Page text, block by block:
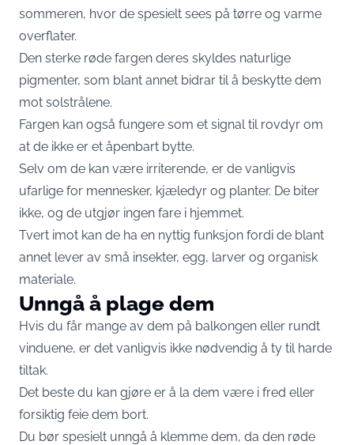
sommeren, hvor de spesielt sees på tørre og varme
overflater.
Den sterke røde fargen deres skyldes naturlige
pigmenter, som blant annet bidrar til å beskytte dem
mot solstrålene.
Fargen kan også fungere som et signal til rovdyr om
at de ikke er et åpenbart bytte.
Selv om de kan være irriterende, er de vanligvis
ufarlige for mennesker, kjæledyr og planter. De biter
ikke, og de utgjør ingen fare i hjemmet.
Tvert imot kan de ha en nyttig funksjon fordi de blant
annet lever av små insekter, egg, larver og organisk
materiale.
Unngå å plage dem
Hvis du får mange av dem på balkongen eller rundt
vinduene, er det vanligvis ikke nødvendig å ty til harde
tiltak.
Det beste du kan gjøre er å la dem være i fred eller
forsiktig feie dem bort.
Du bør spesielt unngå å klemme dem, da den røde